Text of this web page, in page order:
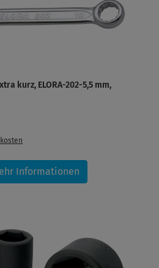
kurz, ELORA-202-5,5 mm,
Informationen